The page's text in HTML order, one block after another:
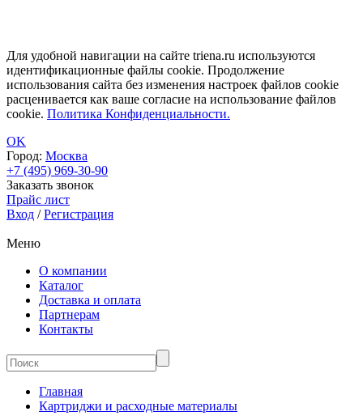
Для удобной навигации на сайте triena.ru используются
идентификационные файлы cookie. Продолжение
использования сайта без изменения настроек файлов cookie
расценивается как ваше согласие на использование файлов
cookie. Политика Конфиденциальности.
OK
Город: Москва
+7 (495) 969-30-90
Заказать звонок
Прайс лист
Вход /Регистрация
Меню
О компании
Каталог
Доставка и оплата
Партнерам
Контакты
Главная
Картриджи и расходные материалы